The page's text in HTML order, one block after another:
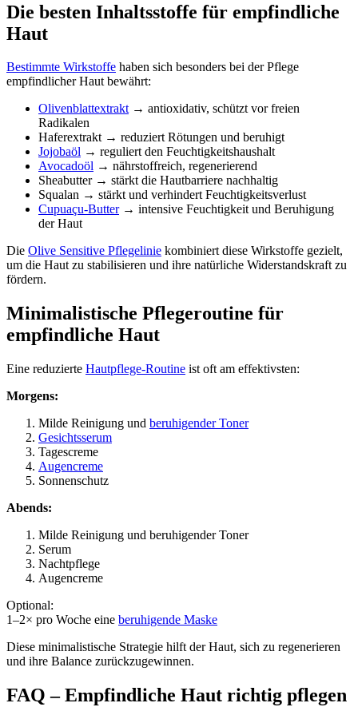
Die besten Inhaltsstoffe für empfindliche
Haut
Bestimmte Wirkstoffe haben sich besonders bei der Pflege
empfindlicher Haut bewährt:
Olivenblattextrakt→ antioxidativ, schützt vor freien
Radikalen
Haferextrakt → reduziert Rötungen und beruhigt
Jojobaöl → reguliert den Feuchtigkeitshaushalt
Avocadoöl → nährstoffreich, regenerierend
Sheabutter → stärkt die Hautbarriere nachhaltig
Squalan → stärkt und verhindert Feuchtigkeitsverlust
Cupuaçu-Butter→ intensive Feuchtigkeit und Beruhigung
der Haut
Die Olive Sensitive Pflegelinie kombiniert diese Wirkstoffe gezielt,
um die Haut zu stabilisieren und ihre natürliche Widerstandskraft zu
fördern.
Minimalistische Pflegeroutine für
empfindliche Haut
Eine reduzierte Hautpflege-Routine ist oft am effektivsten:
Morgens:
Milde Reinigung und beruhigender Toner
Gesichtsserum
Tagescreme
Augencreme
Sonnenschutz
Abends:
Milde Reinigung und beruhigender Toner
Serum
Nachtpflege
Augencreme
Optional:
1–2× pro Woche eine beruhigende Maske
Diese minimalistische Strategie hilft der Haut, sich zu regenerieren
und ihre Balance zurückzugewinnen.
FAQ – Empfindliche Haut richtig pflegen